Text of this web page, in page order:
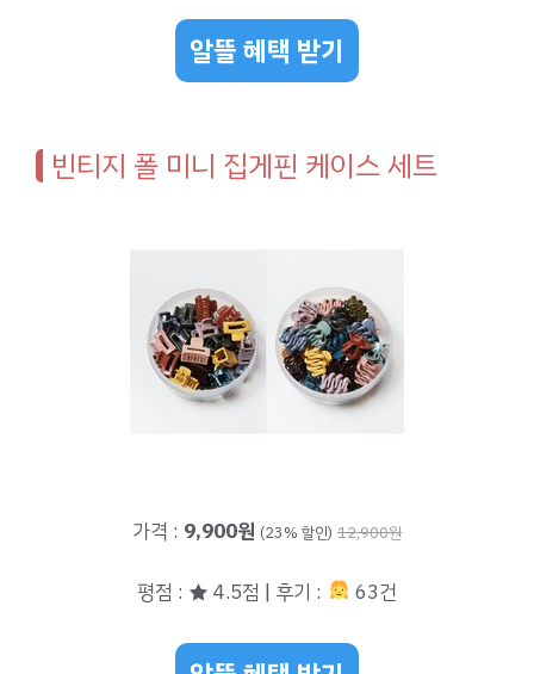
알뜰 혜택 받기
빈티지 폴 미니 집게핀 케이스 세트
가격 : 9,900원 (23% 할인) 12,900원
평점 : ★ 4.5점 | 후기 : 63건